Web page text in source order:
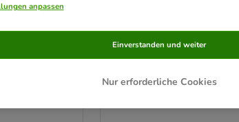
14 Varianten
Hundebett Flocke
anpassen
Nur erforderliche Cookies
Einverstanden und weiter